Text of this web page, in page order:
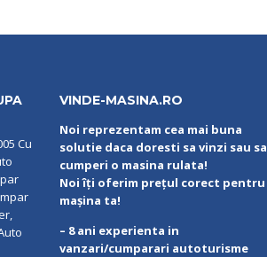
Cu
VINDE-MASINA.RO
Noi reprezentam cea mai buna
solutie daca doresti sa vinzi sau sa
cumperi o masina rulata!
Noi îți oferim prețul corect pentru
mașina ta!
– 8 ani experienta in
vanzari/cumparari autoturisme